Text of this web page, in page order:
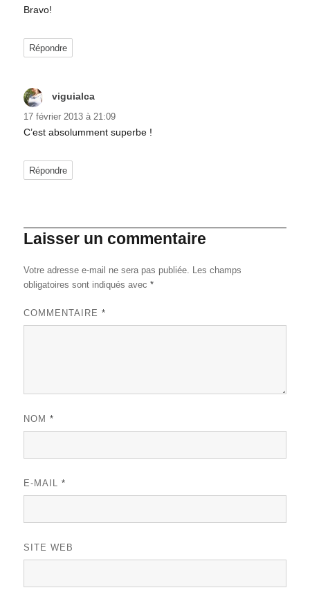
Bravo!
Répondre
viguialca
17 février 2013 à 21:09
C’est absolumment superbe !
Répondre
Laisser un commentaire
Votre adresse e-mail ne sera pas publiée.
Les champs
obligatoires sont indiqués avec*
COMMENTAIRE*
NOM*
E-MAIL*
SITE WEB